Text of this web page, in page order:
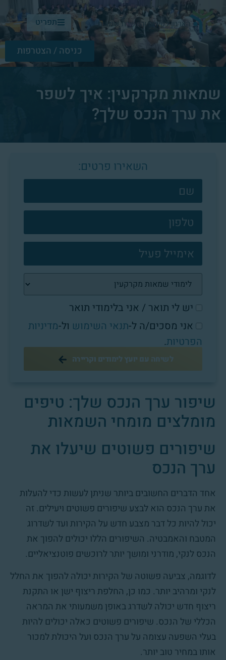
תפריט
כניסה / הצטרפות
שמאות מקרקעין: איך לשפר
את ערך הנכס שלך?
השאירו פרטים:
צרו
קשר
פוטר
יש לי תואר / אני בלימודי תואר
אני מסכים/ה ל-תנאי השימוש ול-מדיניות
הפרטיות.
לשיחה עם יועץ לימודים וקריירה
שיפור ערך הנכס שלך: טיפים
מומלצים מומחי השמאות
שיפורים פשוטים שיעלו את
ערך הנכס
אחד הדברים החשובים ביותר שניתן לעשות כדי להעלות
את ערך הנכס הוא לבצע שיפורים פשוטים ויעילים. זה
יכול להיות כל דבר מצבע חדש על הקירות ועד לשדרוג
המטבח והאמבטיה. השיפורים הללו יכולים להפוך את
הנכס לנקי, מודרני ומושך יותר לרוכשים פוטנציאליים.
לדוגמה, צביעה פשוטה של הקירות יכולה להפוך את החלל
לנקי ומרהיב יותר. כמו כן, החלפת ריצוף ישן או התקנת
ריצוף חדש יכולה לשדרג באופן משמעותי את המראה
הכללי של הנכס. שיפורים פשוטים כאלה יכולים להיות
בעלי השפעה עצומה על ערך הנכס ועל היכולת למכור
אותו במחיר טוב יותר.